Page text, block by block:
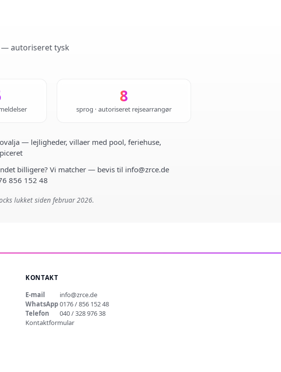
— autoriseret tysk
8
sprog · autoriseret rejsearrangør
— lejligheder, villaer med pool, feriehuse,
billigere? Vi matcher — bevis til info@zrce.de
856 152 48
lukket siden februar 2026.
KONTAKT
E-mail
info@zrce.de
WhatsApp0176 / 856 152 48
Telefon
040 / 328 976 38
Kontaktformular